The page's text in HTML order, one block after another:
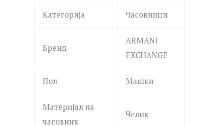
Категорија Часовници
Бренд
ARMANI
EXCHANGE
Пол Машки
Материјал на
часовник
Челик